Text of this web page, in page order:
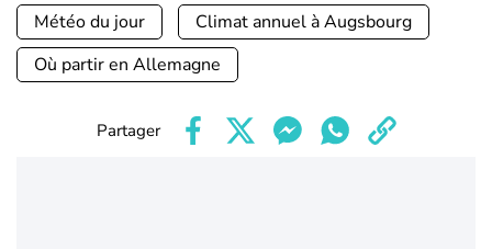
Météo du jour
Climat annuel à Augsbourg
Où partir en Allemagne
Partager